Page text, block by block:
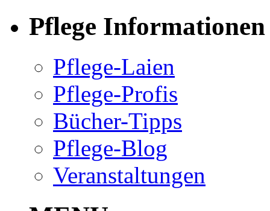
Pflege Informationen
Pflege-Laien
Pflege-Profis
Bücher-Tipps
Pflege-Blog
Veranstaltungen